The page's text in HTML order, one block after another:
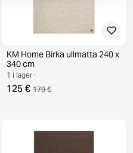
KM Home Birka ullmatta 240 x
340 cm
1 i lager ·
125 € 179 €